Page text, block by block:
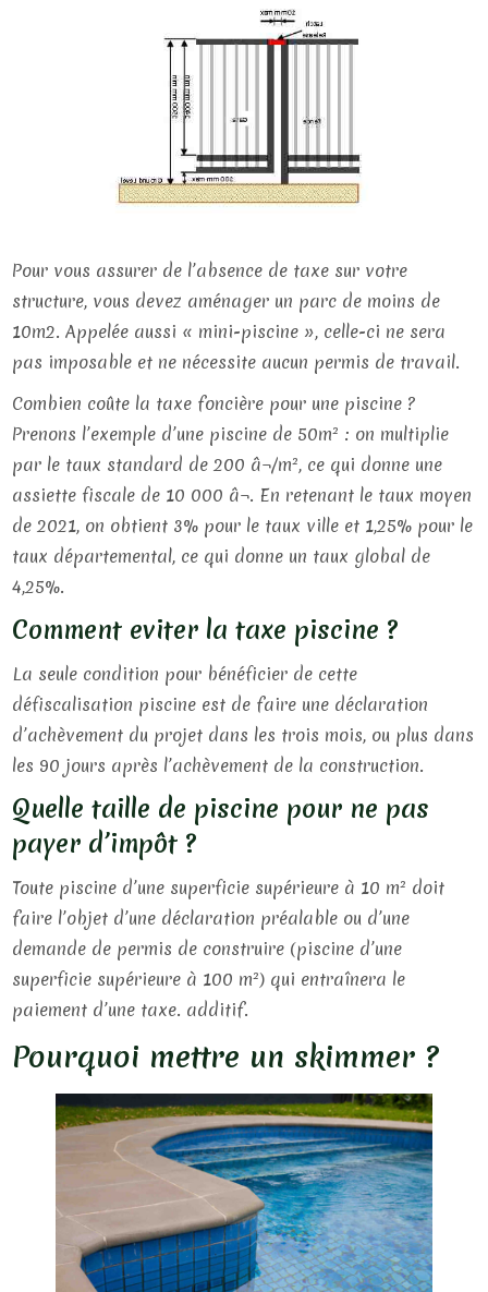
Pour vous assurer de l’absence de taxe sur votre
structure, vous devez aménager un parc de moins de
10m2. Appelée aussi « mini-piscine », celle-ci ne sera
pas imposable et ne nécessite aucun permis de travail.
Combien coûte la taxe foncière pour une piscine ?
Prenons l’exemple d’une piscine de 50m² : on multiplie
par le taux standard de 200 â¬/m², ce qui donne une
assiette fiscale de 10 000 â¬. En retenant le taux moyen
de 2021, on obtient 3% pour le taux ville et 1,25% pour le
taux départemental, ce qui donne un taux global de
4,25%.
Comment eviter la taxe piscine ?
La seule condition pour bénéficier de cette
défiscalisation piscine est de faire une déclaration
d’achèvement du projet dans les trois mois, ou plus dans
les 90 jours après l’achèvement de la construction.
Quelle taille de piscine pour ne pas
payer d’impôt ?
Toute piscine d’une superficie supérieure à 10 m² doit
faire l’objet d’une déclaration préalable ou d’une
demande de permis de construire (piscine d’une
superficie supérieure à 100 m²) qui entraînera le
paiement d’une taxe. additif.
Pourquoi mettre un skimmer ?